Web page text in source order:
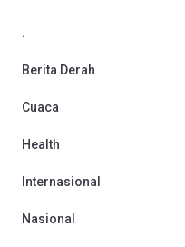
.
Berita Derah
Cuaca
Health
Internasional
Nasional